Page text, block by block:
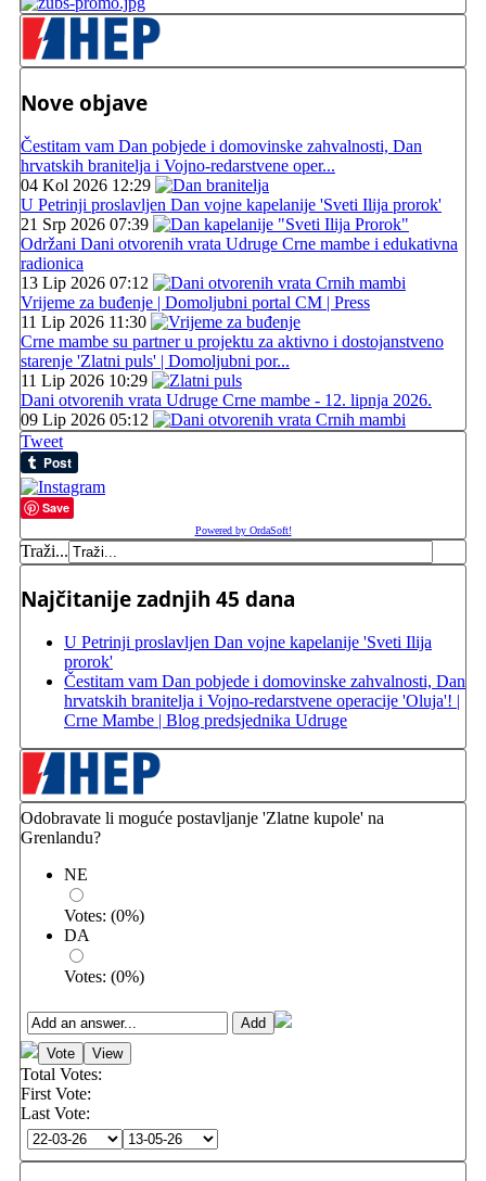
Nove objave
Čestitam vam Dan pobjede i domovinske zahvalnosti, Dan
hrvatskih branitelja i Vojno-redarstvene oper...
04 Kol 2026 12:29
U Petrinji proslavljen Dan vojne kapelanije 'Sveti Ilija prorok'
21 Srp 2026 07:39
Održani Dani otvorenih vrata Udruge Crne mambe i edukativna
radionica
13 Lip 2026 07:12
Vrijeme za buđenje | Domoljubni portal CM | Press
11 Lip 2026 11:30
Crne mambe su partner u projektu za aktivno i dostojanstveno
starenje 'Zlatni puls' | Domoljubni por...
11 Lip 2026 10:29
Dani otvorenih vrata Udruge Crne mambe - 12. lipnja 2026.
09 Lip 2026 05:12
Tweet
Save
Powered by OrdaSoft!
Traži...
Najčitanije zadnjih 45 dana
U Petrinji proslavljen Dan vojne kapelanije 'Sveti Ilija
prorok'
Čestitam vam Dan pobjede i domovinske zahvalnosti, Dan
hrvatskih branitelja i Vojno-redarstvene operacije 'Oluja'! |
Crne Mambe | Blog predsjednika Udruge
Odobravate li moguće postavljanje 'Zlatne kupole' na
Grenlandu?
NE
Votes: (0%)
DA
Votes: (0%)
Total Votes:
First Vote:
Last Vote: